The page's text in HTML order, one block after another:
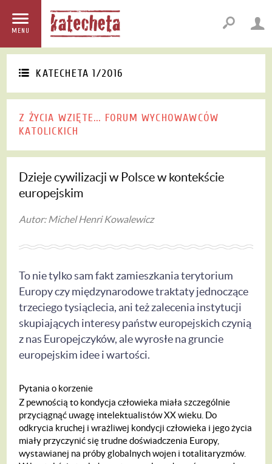
MENU
KATECHETA 1/2016
Z ŻYCIA WZIĘTE... FORUM WYCHOWAWCÓW
KATOLICKICH
Dzieje cywilizacji w Polsce w kontekście
europejskim
Autor: Michel Henri Kowalewicz
To nie tylko sam fakt zamieszkania terytorium
Europy czy międzynarodowe traktaty jednoczące
trzeciego tysiąclecia, ani też zalecenia instytucji
skupiających interesy państw europejskich czynią
z nas Europejczyków, ale wyrosłe na gruncie
europejskim idee i wartości.
Pytania o korzenie
Z pewnością to kondycja człowieka miała szczególnie
przyciągnąć uwagę intelektualistów XX wieku. Do
odkrycia kruchej i wrażliwej kondycji człowieka i jego życia
miały przyczynić się trudne doświadczenia Europy,
wystawianej na próby globalnych wojen i totalitaryzmów.